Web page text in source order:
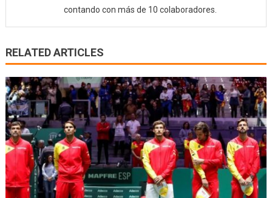
contando con más de 10 colaboradores.
RELATED ARTICLES